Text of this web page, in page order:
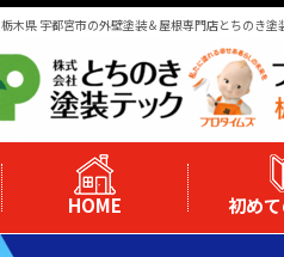
栃木県 宇都宮市の外壁塗装＆屋根専門店とちのき塗
HOME 初め